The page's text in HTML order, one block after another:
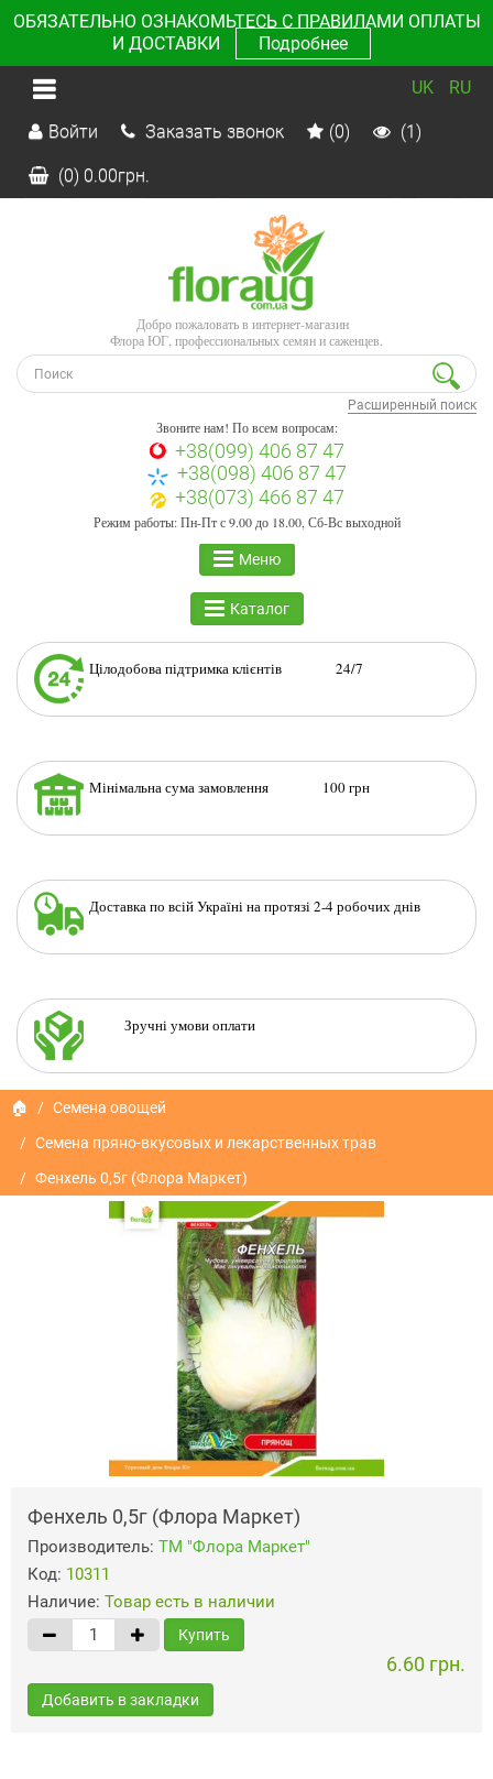
ОБЯЗАТЕЛЬНО ОЗНАКОМЬТЕСЬ С ПРАВИЛАМИ ОПЛАТЫ
И ДОСТАВКИ
Подробнее
UK RU
Войти Заказать звонок (0) (1)
(0) 0.00грн.
Добро пожаловать в интернет-магазин
Флора ЮГ, профессиональных семян и саженцев.
Расширенный поиск
Звоните нам! По всем вопросам:
+38(099) 406 87 47
+38(098) 406 87 47
+38(073) 466 87 47
Режим работы: Пн-Пт с 9.00 до 18.00, Сб-Вс выходной
Меню
Каталог
Цілодобова підтримка клієнтів 24/7
Мінімальна сума замовлення 100 грн
Доставка по всій Україні на протязі 2-4 робочих днів
Зручні умови оплати
🏠
Семена овощей
Семена пряно-вкусовых и лекарственных трав
Фенхель 0,5г (Флора Маркет)
Фенхель 0,5г (Флора Маркет)
Производитель: ТМ "Флора Маркет"
Код: 10311
Наличие: Товар есть в наличии
Купить
6.60 грн.
Добавить в закладки